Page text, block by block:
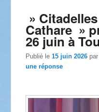
»
Cathare »
26 juin à
Publié le15 juin 2026
une réponse